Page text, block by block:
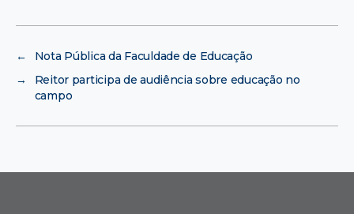
←
Nota Pública da Faculdade de Educação
→
Reitor participa de audiência sobre educação no
campo